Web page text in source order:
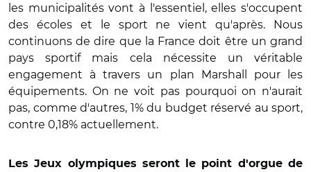
les municipalités vont à l'essentiel, elles s'occupent
des écoles et le sport ne vient qu'après. Nous
continuons de dire que la France doit être un grand
pays sportif mais cela nécessite un véritable
engagement à travers un plan Marshall pour les
équipements. On ne voit pas pourquoi on n'aurait
pas, comme d'autres, 1% du budget réservé au sport,
contre 0,18% actuellement.
Les Jeux olympiques seront le point d'orgue de